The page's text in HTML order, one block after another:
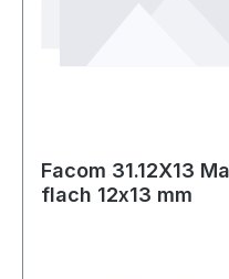
Facom 31.12X13
flach 12x13 mm